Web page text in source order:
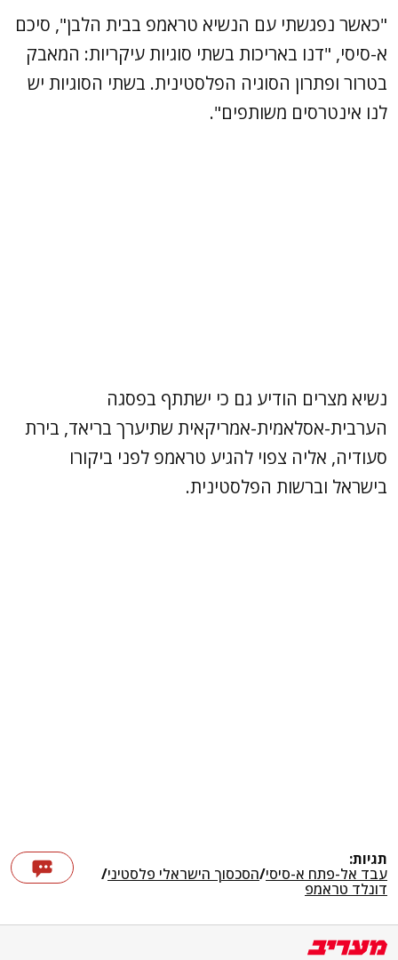
"כאשר נפגשתי עם הנשיא טראמפ בבית הלבן", סיכם
א-סיסי, "דנו באריכות בשתי סוגיות עיקריות: המאבק
בטרור ופתרון הסוגיה הפלסטינית. בשתי הסוגיות יש
לנו אינטרסים משותפים".
נשיא מצרים הודיע גם כי ישתתף בפסגה
הערבית-אסלאמית-אמריקאית שתיערך בריאד, בירת
סעודיה, אליה צפוי להגיע טראמפ לפני ביקורו
בישראל וברשות הפלסטינית.
תגיות:
עבד אל-פתח א-סיסי/הסכסוך הישראלי פלסטיני/
דונלד טראמפ